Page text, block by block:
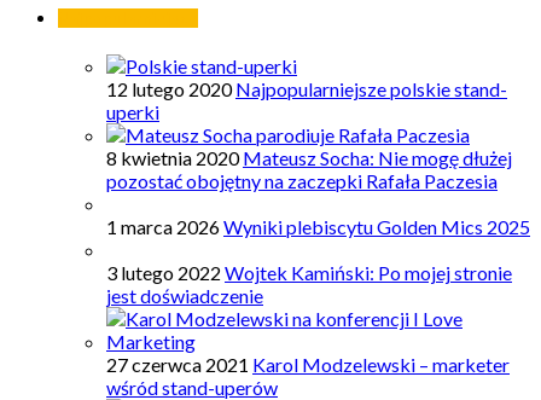
12 lutego 2020 Najpopularniejsze polskie stand-
uperki
8 kwietnia 2020 Mateusz Socha: Nie mogę dłużej
pozostać obojętny na zaczepki Rafała Paczesia
1 marca 2026Wyniki plebiscytu Golden Mics 2025
3 lutego 2022 Wojtek Kamiński: Po mojej stronie
jest doświadczenie
27 czerwca 2021 Karol Modzelewski – marketer
wśród stand-uperów